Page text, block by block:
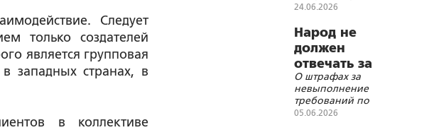
Следует
только создателей
является групповая
западных странах, в
в коллективе
табакокурением в
Империи, СССР и
современной России
24.06.2026
Народ не
должен
отвечать за
ошибки власти
О штрафах за
невыполнение
требований по
уничтожению
05.06.2026